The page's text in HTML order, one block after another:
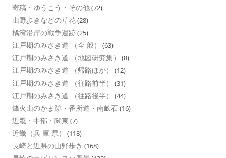
寄稿・ゆうこう・その他(72)
山野歩きなどの草花(28)
橘湾沿岸の戦争遺跡(25)
江戸期のみさき道 （全 般） (63)
江戸期のみさき道 （地図研究集） (8)
江戸期のみさき道 （帰路ほか） (12)
江戸期のみさき道 （往路前半） (31)
江戸期のみさき道 （往路後半） (44)
烽火山のかま跡・番所道・南畝石(16)
近畿・中部・関東 (7)
近畿（兵 庫 県） (118)
長崎と近県の山野歩き (168)